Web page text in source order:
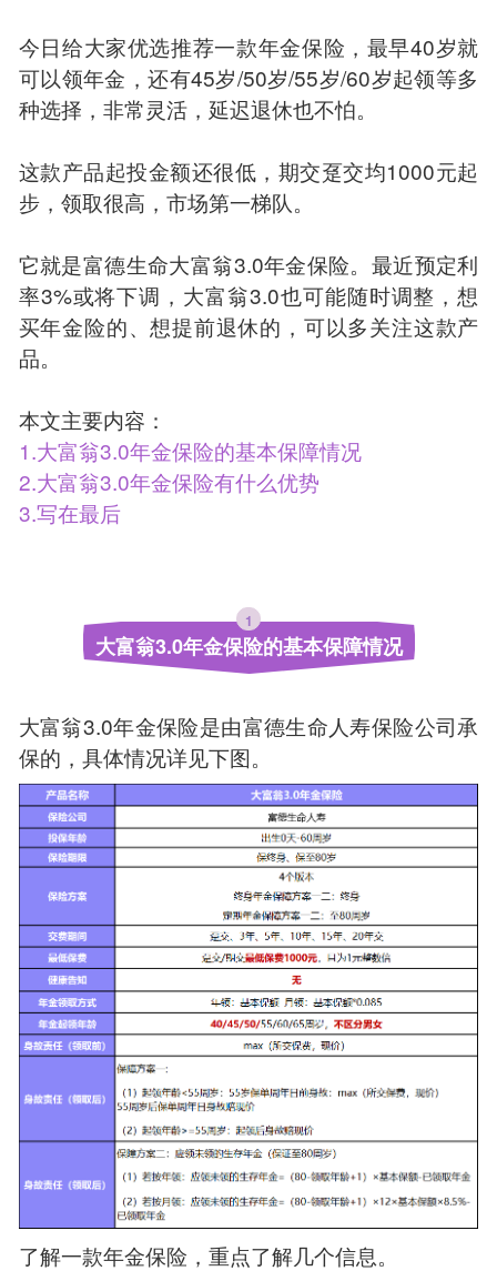
今日给大家优选推荐一款年金保险，最早40岁就
可以领年金，还有45岁/50岁/55岁/60岁起领等多
种选择，非常灵活，延迟退休也不怕。
这款产品起投金额还很低，期交趸交均1000元起
步，领取很高，市场第一梯队。
它就是富德生命大富翁3.0年金保险。最近预定利
率3%或将下调，大富翁3.0也可能随时调整，想
买年金险的、想提前退休的，可以多关注这款产
品。
本文主要内容：
1.大富翁3.0年金保险的基本保障情况
2.大富翁3.0年金保险有什么优势
3.写在最后
1
大富翁3.0年金保险的基本保障情况
大富翁3.0年金保险是由富德生命人寿保险公司承
保的，具体情况详见下图。
了解一款年金保险，重点了解几个信息。